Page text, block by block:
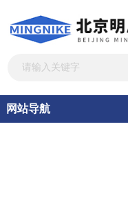
网站导航